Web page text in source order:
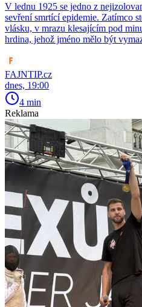
V lednu 1925 se jedno z
sevření smrtící epidemie. Zatímco
vlásku, v mrazu klesajícím pod
hrdina, jehož jméno mělo být
FAJNTIP.cz
dnes, 19:00
4 min
Reklama